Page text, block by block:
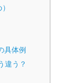
具体例
違う？